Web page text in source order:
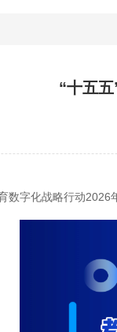
“十五
字化战略行动2026